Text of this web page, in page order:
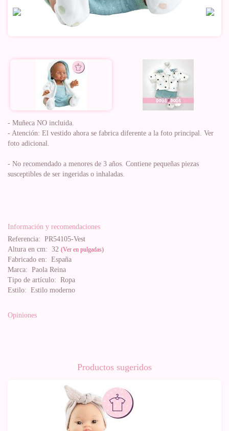
- Muñeca NO incluida.
- Atención: El vestido ahora se fabrica diferente a la foto principal. Ver
foto adicional.
- No recomendado a menores de 3 años. Contiene pequeñas piezas
susceptibles de ser ingeridas o inhaladas.
Información y recomendaciones
Referencia: PR54105-Vest
Altura en cm: 32 (Ver en pulgadas)
Fabricado en: España
Marca: Paola Reina
Tipo de artículo: Ropa
Estilo: Estilo moderno
Opiniones
Productos sugeridos